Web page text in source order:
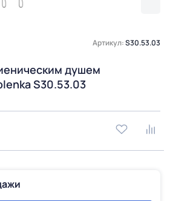
Артикул:S30.53.03
душем
S30.53.03